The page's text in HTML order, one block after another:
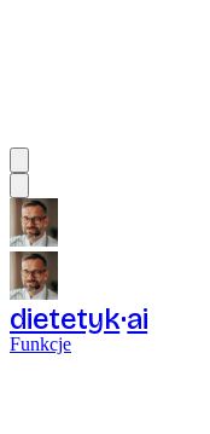
dietetyk ai
Funkcje